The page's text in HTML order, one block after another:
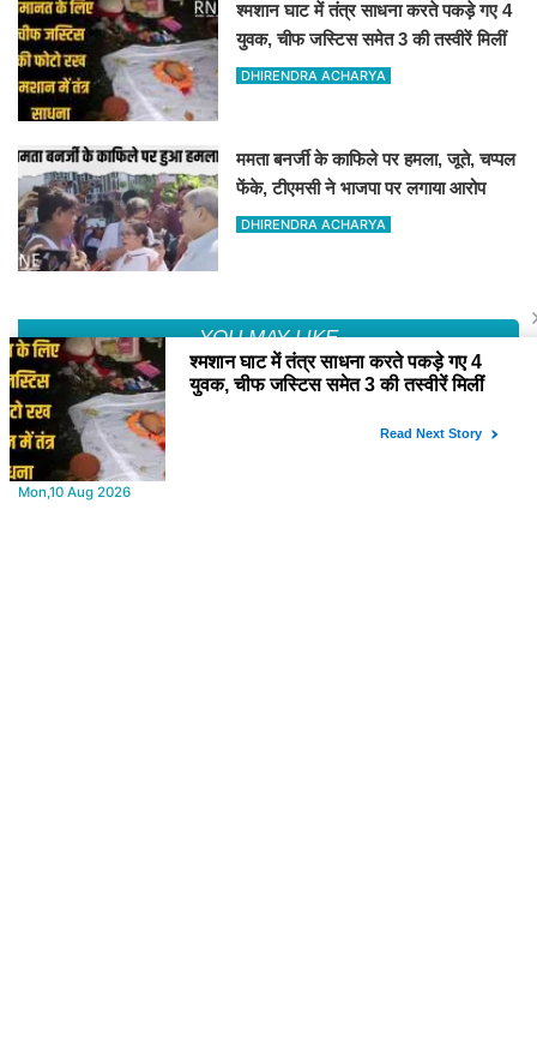
श्मशान घाट में तंत्र साधना करते पकड़े गए 4
युवक, चीफ जस्टिस समेत 3 की तस्वीरें मिलीं
DHIRENDRA ACHARYA
ममता बनर्जी के काफिले पर हमला, जूते, चप्पल
फेंके, टीएमसी ने भाजपा पर लगाया आरोप
DHIRENDRA ACHARYA
YOU MAY LIKE
Mon,10 Aug 2026
टाउन हॉल का किराया कम करने की मांग, पूर्व महापौर हाजी मक़सूद अहमद ने
कलाकारों के समर्थन का किया ऐलान
Mon,10 Aug 2026